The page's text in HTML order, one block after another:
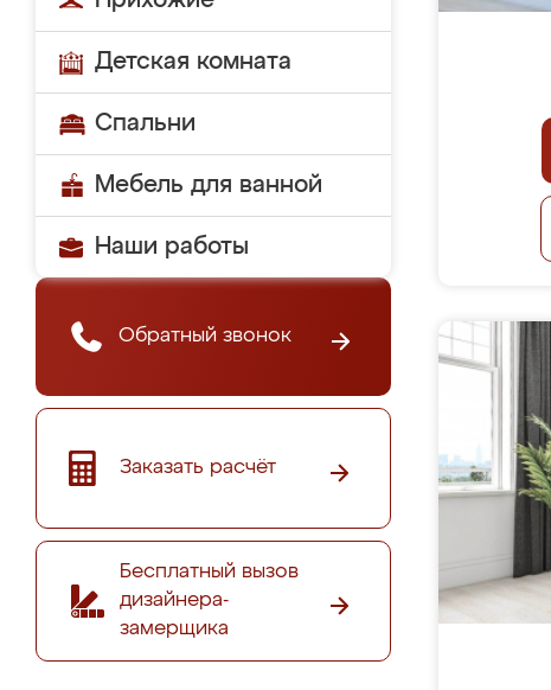
Детская комната
Спальни
Мебель для ванной
Наши работы
Обратный звонок
Заказать расчёт
Бесплатный вызов
дизайнера-
замерщика